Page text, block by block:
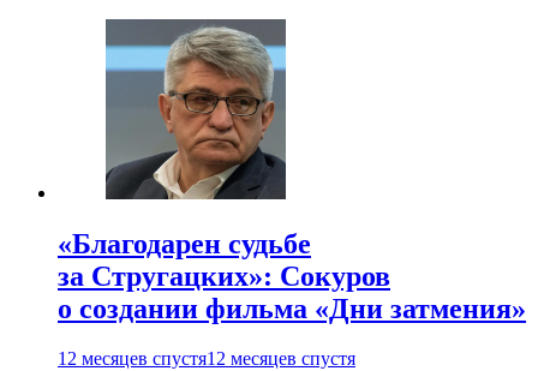
«Благодарен судьбе
за Стругацких»: Сокуров
о создании фильма «Дни затмения»
12 месяцев спустя12 месяцев спустя